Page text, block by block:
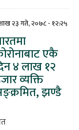
२३ गते, २०७८ - १२:२५
एकै
४ लाख १२
व्यक्ति
झण्डै